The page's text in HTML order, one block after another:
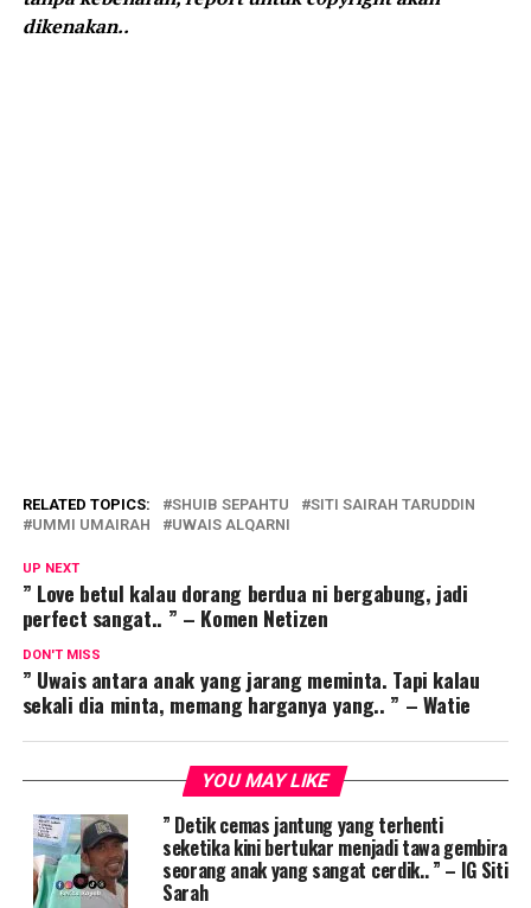
dikenakan..
RELATED TOPICS: SHUIB SEPAHTU
SITI SAIRAH TARUDDIN
UMMI UMAIRAH
UWAIS ALQARNI
UP NEXT
” Love betul kalau dorang berdua ni bergabung, jadi
perfect sangat.. ” – Komen Netizen
DON'T MISS
” Uwais antara anak yang jarang meminta. Tapi kalau
sekali dia minta, memang harganya yang.. ” – Watie
YOU MAY LIKE
” Detik cemas jantung yang terhenti
seketika kini bertukar menjadi tawa gembira
seorang anak yang sangat cerdik.. ” – IG Siti
Sarah